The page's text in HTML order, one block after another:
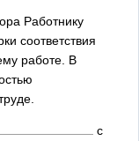
Работнику
соответствия
работе. В
с